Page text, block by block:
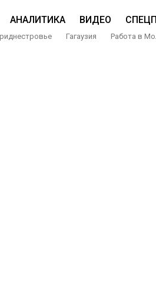
АНАЛИТИКА ВИДЕО
Гагаузия Работа в